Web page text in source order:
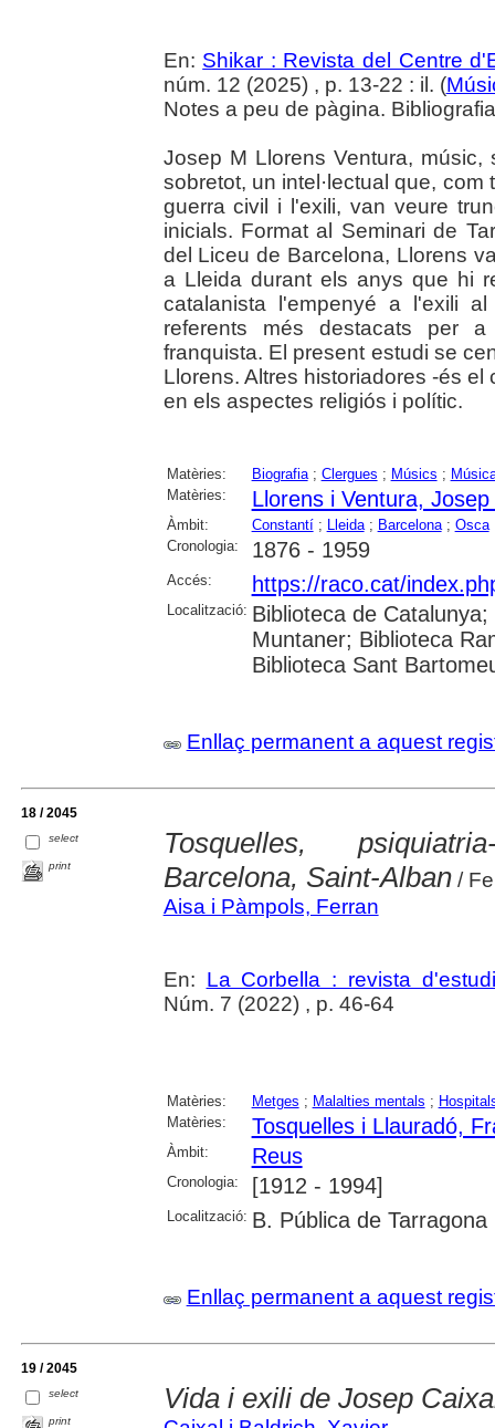
En: Shikar : Revista del Centre
núm. 12 (2025) , p. 13-22 : il. (
Notes a peu de pàgina.
Josep M Llorens Ventura, músic,
sobretot, un intel·lectual que,
guerra civil i l'exili, van veure
inicials. Format al Seminari de
del Liceu de Barcelona, Llorens
a Lleida durant els anys que hi
catalanista l'empenyé a l'exili
referents més destacats per
franquista. El present estudi se
Llorens. Altres historiadores -és
en els aspectes religiós i polític.
Matèries: Biografia; Clergues ; Músics ;
Matèries:
Llorens i Ventura,
Àmbit: Constantí; Lleida; Barcelona; Osca
Cronologia:
1876 - 1959
Accés: https://raco.cat/
Localització: Biblioteca de
Muntaner; Biblioteca
Biblioteca Sant
Enllaç permanent a aquest
18 / 2045
select
print
Tosquelles,
Barcelona, Saint-Alban/
Aisa i Pàmpols, Ferran
En: La Corbella : revista
Núm. 7 (2022) , p. 46-64
Matèries: Metges ; Malalties mentals ;
Matèries:
Tosquelles i Llauradó,
Àmbit: Reus
Cronologia: [1912 - 1994]
Localització: B. Pública de Tarragona
Enllaç permanent a aquest
19 / 2045
select
print
Vida i exili de Josep